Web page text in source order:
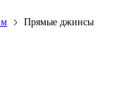
Прямые джинсы